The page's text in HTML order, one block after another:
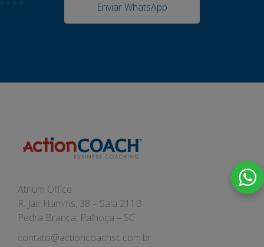
Enviar WhatsApp
Atrium Office
R. Jair Hamms, 38 – Sala 211B
Pedra Branca, Palhoça – SC
contato@actioncoachsc.com.br